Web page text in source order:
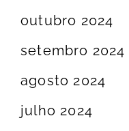
outubro 2024
setembro 2024
agosto 2024
julho 2024